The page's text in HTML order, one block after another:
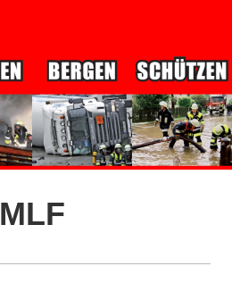
MLF